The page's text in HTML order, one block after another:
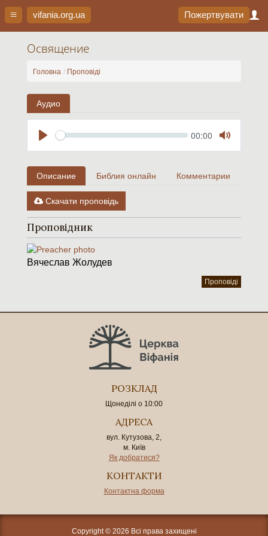
vifania.org.ua Пожертвувати
Освящение
Головна Проповіді
Аудио
Seek Current
00:00
Mute
Описание Библия онлайн Комментарии
Скачати проповідь
Проповідник
Вячеслав Жолудев
Проповіді
РОЗКЛАД
Щонеділі о 10:00
АДРЕСА
вул. Кутузова, 2,
м. Київ
Як добратися?
КОНТАКТИ
Контактна форма
Copyright © 2026 Всі права захищені